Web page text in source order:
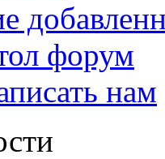
форум
нам